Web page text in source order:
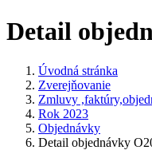
Detail
Úvodná stránka
Zverejňovanie
Zmluvy
Rok 2023
Objednávky
Detail objednávky